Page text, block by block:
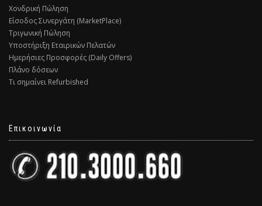
Χονδρική Πώληση
Είσοδος Συνεργάτη (MarketPlace)
Τριγωνική Πώληση
Υποστήριξη Εταιρικών Πελατών
Ημερήσιες Προσφορές (Daily Offers)
Πλάνο δόσεων
Τι σημαίνει Refurbished
Επικοινωνία